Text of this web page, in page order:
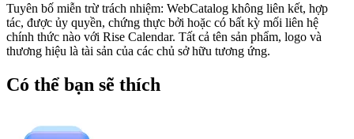
Tuyên bố miễn trừ trách nhiệm: WebCatalog không liên kết, hợp
tác, được ủy quyền, chứng thực bởi hoặc có bất kỳ mối liên hệ
chính thức nào với Rise Calendar. Tất cả tên sản phẩm, logo và
thương hiệu là tài sản của các chủ sở hữu tương ứng.
Có thể bạn sẽ thích